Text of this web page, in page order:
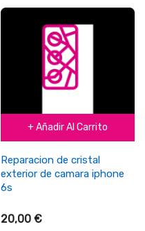
+ Añadir Al Carrito
Reparacion de cristal
exterior de camara iphone
6s
20,00 €